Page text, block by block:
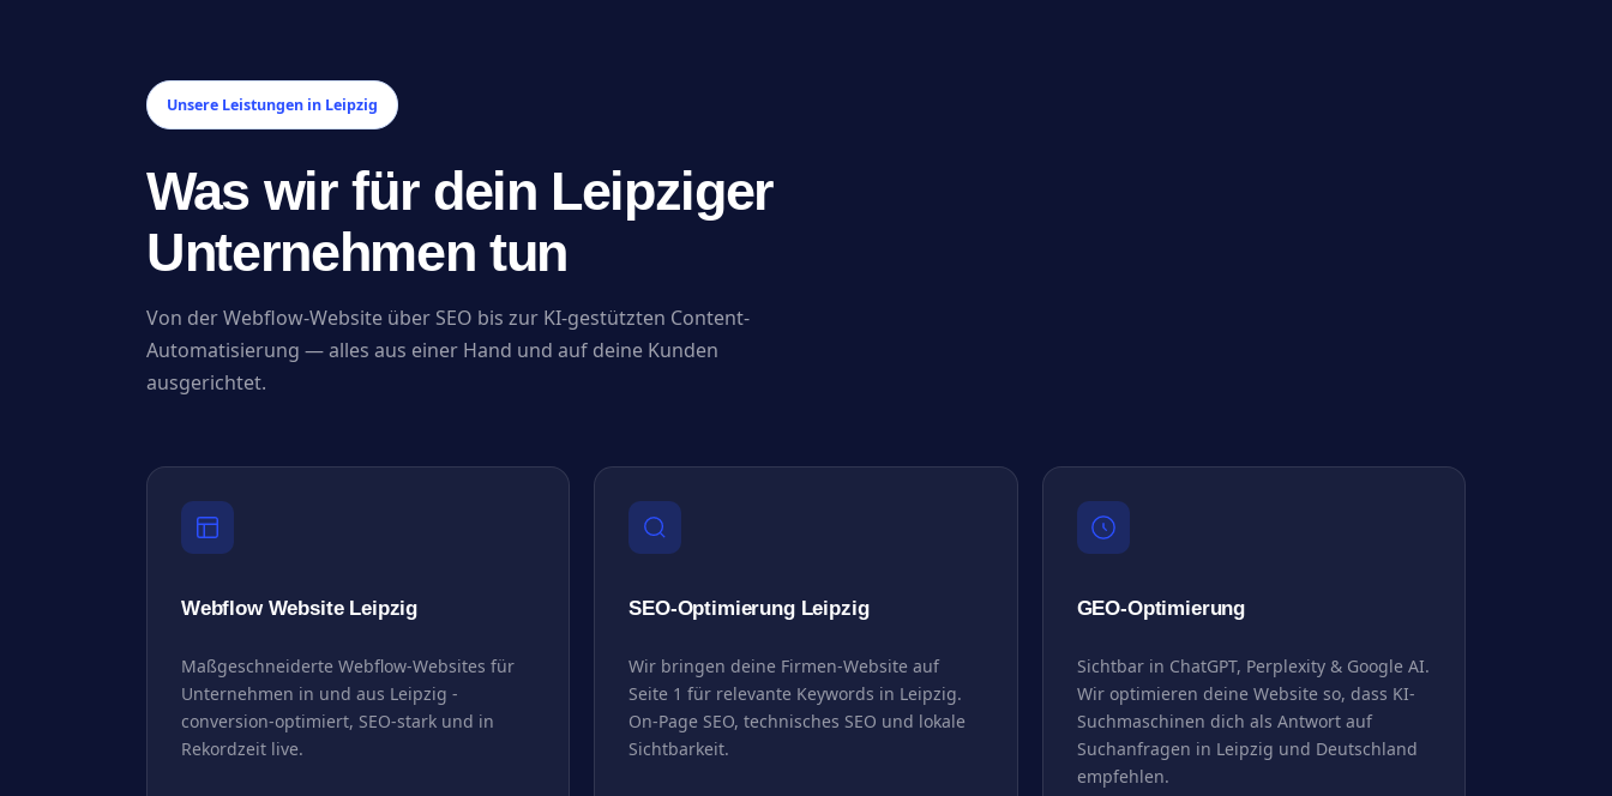
Unsere Leistungen in Leipzig
Was wir für dein Leipziger
Unternehmen tun
Von der Webflow-Website über SEO bis zur KI-gestützten Content-
Automatisierung — alles aus einer Hand und auf deine Kunden
ausgerichtet.
Webflow Website Leipzig
Maßgeschneiderte Webflow-Websites für
Unternehmen in und aus Leipzig -
conversion-optimiert, SEO-stark und in
Rekordzeit live.
SEO-Optimierung Leipzig
Wir bringen deine Firmen-Website auf
Seite 1 für relevante Keywords in Leipzig.
On-Page SEO, technisches SEO und lokale
Sichtbarkeit.
GEO-Optimierung
Sichtbar in ChatGPT, Perplexity & Google AI.
Wir optimieren deine Website so, dass KI-
Suchmaschinen dich als Antwort auf
Suchanfragen in Leipzig und Deutschland
empfehlen.